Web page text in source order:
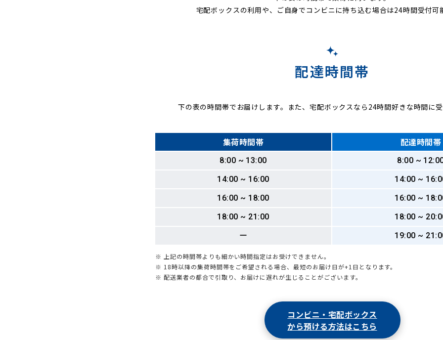
宅配ボックスの利用や、ご自身でコンビニに持ち込む場合は24時間受付可
配達時間帯
下の表の時間帯でお届けします。また、宅配ボックスなら24時間好きな時間に
集荷時間帯 配達時間帯
8:00 ~ 13:00
8:00 ~
14:00 ~ 16:00
14:00 ~
16:00 ~ 18:00
16:00 ~
18:00 ~ 21:00
18:00 ~
ー
19:00 ~
※ 上記の時間帯よりも細かい時間指定はお受けできません。
※ 18時以降の集荷時間帯をご希望される場合、最短のお届け日が+1日となります。
※ 配送業者の都合で引取り、お届けに遅れが生じることがございます。
コンビニ・宅配ボックス
から預ける方法はこちら